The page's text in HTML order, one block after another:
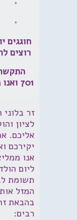
חוגגים
רוצים
701
זר
לציון
אליכם.
יקירכם
אנו
ליום
תשומת
המזל
בהבאת
רבים: